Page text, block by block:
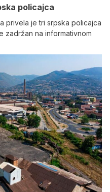
policajca
privela je tri srpska policajca
zadržan na informativnom